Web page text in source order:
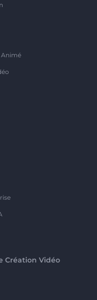
Animé
Création Vidéo